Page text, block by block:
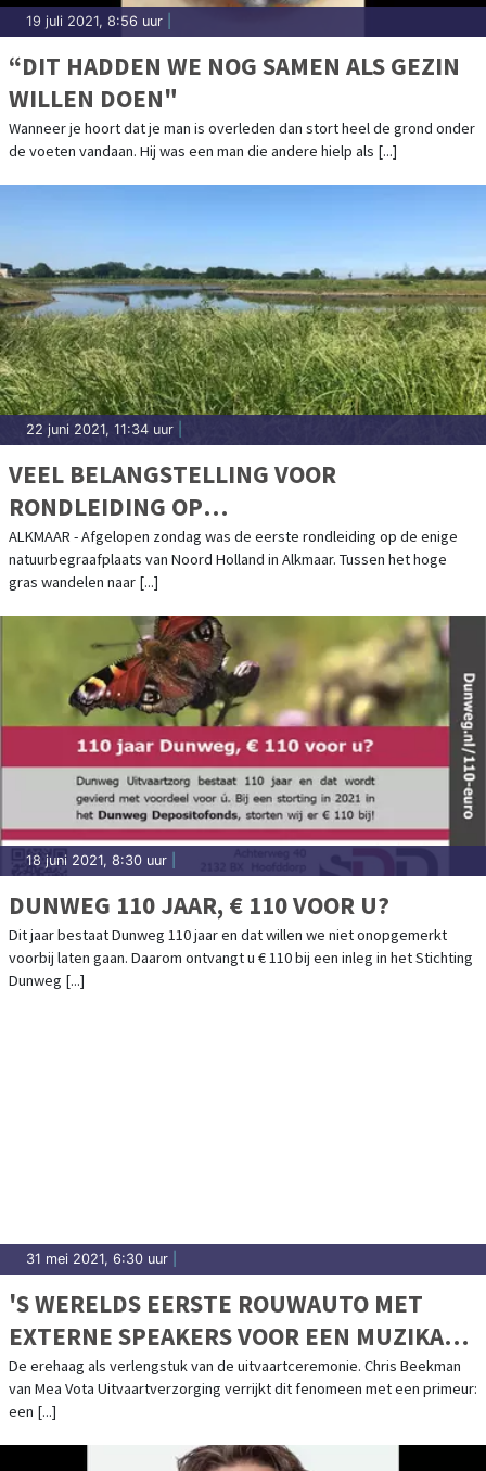
19 juli 2021, 8:56 uur
“DIT HADDEN WE NOG SAMEN ALS GEZIN
WILLEN DOEN"
Wanneer je hoort dat je man is overleden dan stort heel de grond onder
de voeten vandaan. Hij was een man die andere hielp als [...]
22 juni 2021, 11:34 uur
VEEL BELANGSTELLING VOOR
RONDLEIDING OP
NATUURBEGRAAFPLAATS GEESTMERLOO
ALKMAAR - Afgelopen zondag was de eerste rondleiding op de enige
natuurbegraafplaats van Noord Holland in Alkmaar. Tussen het hoge
gras wandelen naar [...]
18 juni 2021, 8:30 uur
DUNWEG 110 JAAR, € 110 VOOR U?
Dit jaar bestaat Dunweg 110 jaar en dat willen we niet onopgemerkt
voorbij laten gaan. Daarom ontvangt u € 110 bij een inleg in het Stichting
Dunweg [...]
31 mei 2021, 6:30 uur
'S WERELDS EERSTE ROUWAUTO MET
EXTERNE SPEAKERS VOOR EEN MUZIKALE,
PERSOONLIJKE LAATSTE RIT
De erehaag als verlengstuk van de uitvaartceremonie. Chris Beekman
van Mea Vota Uitvaartverzorging verrijkt dit fenomeen met een primeur:
een [...]